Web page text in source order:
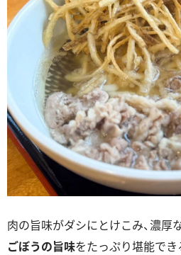
肉の旨味がダシにとけこみ、濃厚
ごぼうの旨味をたっぷり堪能でき